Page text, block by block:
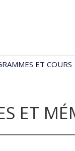
ET COURS
ET